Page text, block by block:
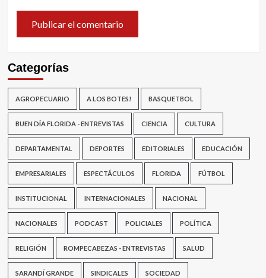
Categorías
AGROPECUARIO A LOS BOTES! BASQUETBOL
BUEN DÍA FLORIDA - ENTREVISTAS CIENCIA CULTURA
DEPARTAMENTAL DEPORTES EDITORIALES EDUCACIÓN
EMPRESARIALES ESPECTÁCULOS FLORIDA FÚTBOL
INSTITUCIONAL INTERNACIONALES NACIONAL
NACIONALES PODCAST POLICIALES POLÍTICA
RELIGIÓN ROMPECABEZAS - ENTREVISTAS SALUD
SARANDÍ GRANDE SINDICALES SOCIEDAD